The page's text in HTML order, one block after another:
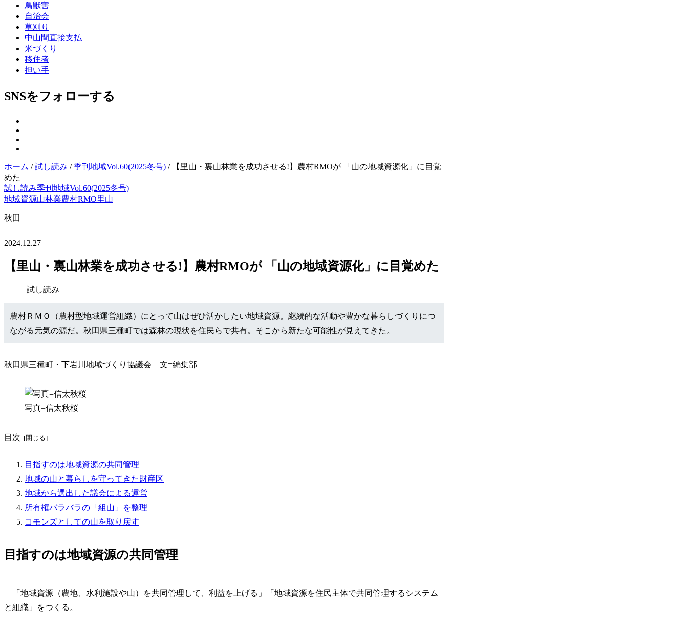
鳥獣害
自治会
草刈り
中山間直接支払
米づくり
移住者
担い手
SNSをフォローする
ホーム / 試し読み / 季刊地域Vol.60(2025冬号) /【里山・裏山林業を成功させる!】農村RMOが 「山の地域資源化」に目覚
めた
試し読み季刊地域Vol.60(2025冬号)
地域資源山林業農村RMO里山
秋田
2024.12.27
【里山・裏山林業を成功させる!】農村RMOが 「山の地域資源化」に目覚めた
試し読み
農村ＲＭＯ（農村型地域運営組織）にとって山はぜひ活かしたい地域資源。継続的な活動や豊かな暮らしづくりにつ
ながる元気の源だ。秋田県三種町では森林の現状を住民らで共有。そこから新たな可能性が見えてきた。
秋田県三種町・下岩川地域づくり協議会 文=編集部
写真=信太秋桜
目次
目指すのは地域資源の共同管理
地域の山と暮らしを守ってきた財産区
地域から選出した議会による運営
所有権バラバラの「組山」を整理
コモンズとしての山を取り戻す
目指すのは地域資源の共同管理
「地域資源（農地、水利施設や山）を共同管理して、利益を上げる」「地域資源を住民主体で共同管理するシステム
と組織」をつくる。